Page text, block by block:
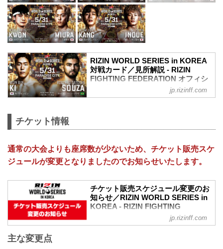
RIZIN WORLD SERIES in KOREA
対戦カード／見所解説 - RIZIN
FIGHTING FEDERATION オフィシ
キ・ウォンビン vs. ホベルト・サトシ・
キム・スーチョル vs. 佐藤将光
RIZIN MMAルール：5分 3R（61.0kg）
キム・スーチョル vs. 佐藤将光
RIZIN MMAルール：5分 3R（71.0kg）
大原樹理 vs. ジョニー・ケース
ジ・ヒョクミン vs. 武田光司
RIZIN MMAルール：5分 3R（66.0kg）
...
jp.rizinff.com
チケット情報
通常の大会よりも座席数が少ないため、チケット販売スケ
ジュールが変更となりましたのでお知らせいたします。
チケット販売スケジュール変更のお
知らせ／RIZIN WORLD SERIES in
KOREA - RIZIN FIGHTING
FEDERATION オフィシャルサイト
jp.rizinff.com
主な変更点